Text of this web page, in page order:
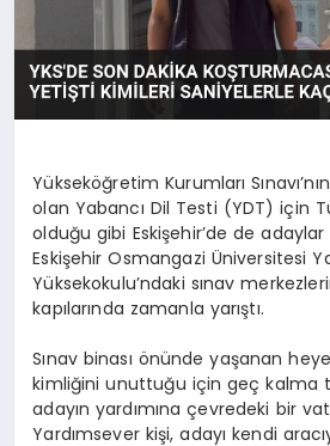
TEKNOLOJI
Yükseköğretim Kurumları
olan Yabancı Dil Testi (YDT) için
olduğu gibi Eskişehir’de de adaylar
Eskişehir Osmangazi Üniversitesi
Yüksekokulu’ndaki sınav
kapılarında zamanla yarıştı.
Sınav binası önünde yaşanan
kimliğini unuttuğu için geç kalma
adayın yardımına çevredeki bir
Yardımsever kişi, adayı kendi